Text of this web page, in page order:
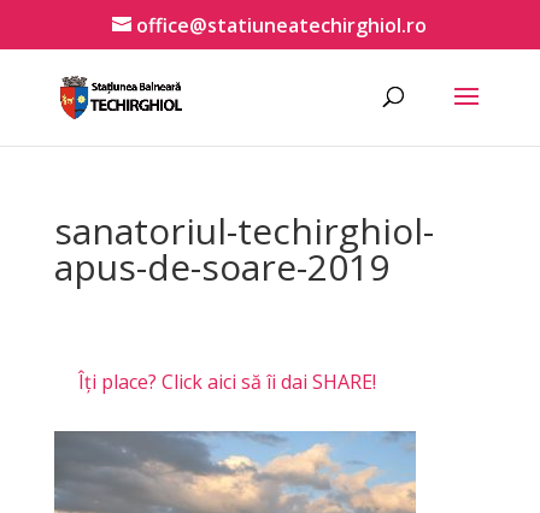
office@statiuneatechirghiol.ro
sanatoriul-techirghiol-
apus-de-soare-2019
Îți place? Click aici să îi dai SHARE!